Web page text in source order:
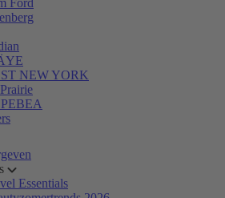
Ford
NEW YORK
Essentials